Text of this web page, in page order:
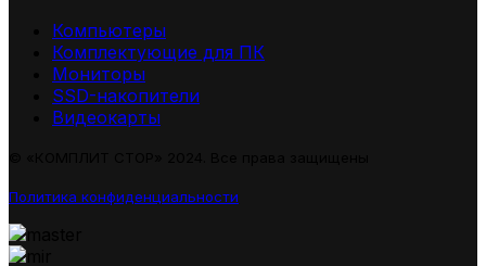
Компьютеры
Комплектующие для ПК
Мониторы
SSD-накопители
Видеокарты
Политика конфиденциальности